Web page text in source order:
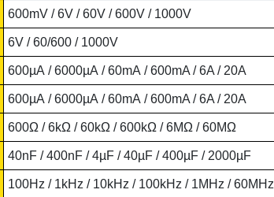
600mV / 6V / 60V / 600V / 1000V
6V / 60/600 / 1000V
600µA / 6000µA / 60mA / 600mA / 6A / 20A
600µA / 6000µA / 60mA / 600mA / 6A / 20A
600Ω / 6kΩ / 60kΩ / 600kΩ / 6MΩ / 60MΩ
40nF / 400nF / 4µF / 40µF / 400µF / 2000µF
100Hz / 1kHz / 10kHz / 100kHz / 1MHz / 60MHz